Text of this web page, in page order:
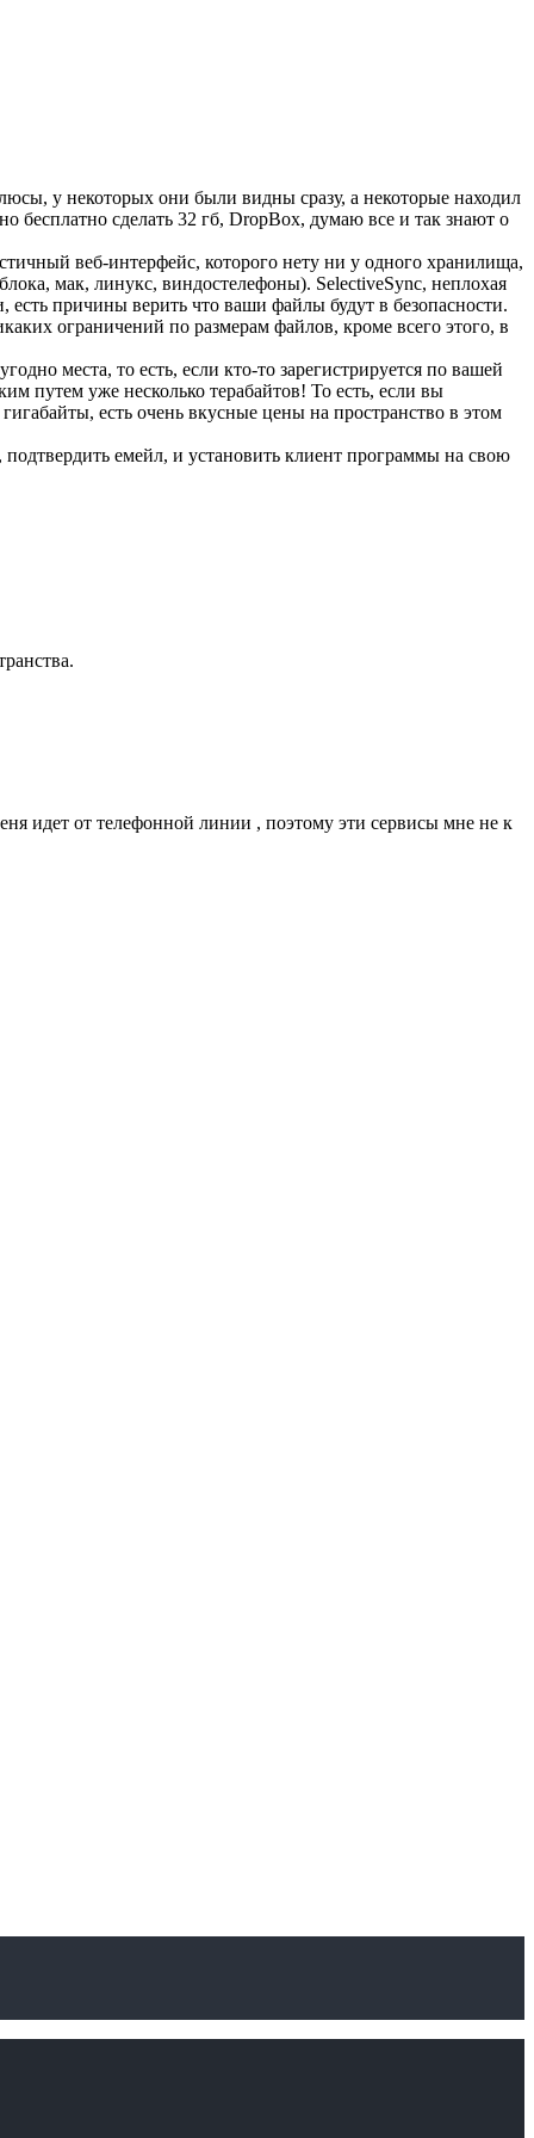
у некоторых они были видны сразу, а некоторые находил
сделать 32 гб, DropBox, думаю все и так знают о
веб-интерфейс, которого нету ни у одного хранилища,
мак, линукс, виндостелефоны). SelectiveSync, неплохая
есть причины верить что ваши файлы будут в безопасности.
ограничений по размерам файлов, кроме всего этого, в
места, то есть, если кто-то зарегистрируется по вашей
путем уже несколько терабайтов! То есть, если вы
есть очень вкусные цены на пространство в этом
емейл, и установить клиент программы на свою
идет от телефонной линии , поэтому эти сервисы мне не к